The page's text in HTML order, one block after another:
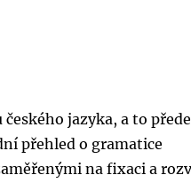
jazyka, a to
přehled o gramatice
na fixaci a